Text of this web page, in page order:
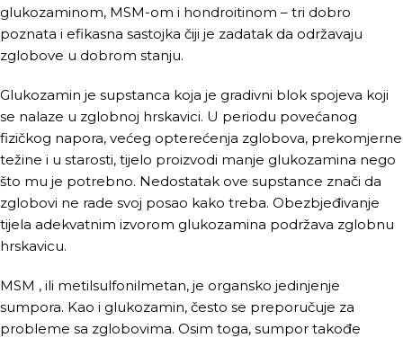
glukozaminom, MSM-om i hondroitinom – tri dobro
poznata i efikasna sastojka čiji je zadatak da održavaju
zglobove u dobrom stanju.
Glukozamin je supstanca koja je gradivni blok spojeva koji
se nalaze u zglobnoj hrskavici. U periodu povećanog
fizičkog napora, većeg opterećenja zglobova, prekomjerne
težine i u starosti, tijelo proizvodi manje glukozamina nego
što mu je potrebno. Nedostatak ove supstance znači da
zglobovi ne rade svoj posao kako treba. Obezbjeđivanje
tijela adekvatnim izvorom glukozamina podržava zglobnu
hrskavicu.
MSM , ili metilsulfonilmetan, je organsko jedinjenje
sumpora. Kao i glukozamin, često se preporučuje za
probleme sa zglobovima. Osim toga, sumpor takođe